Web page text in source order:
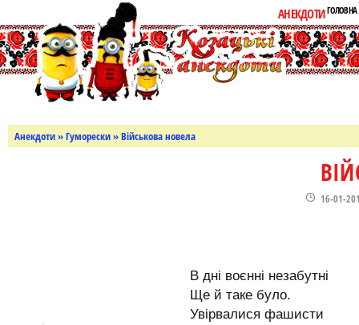
АНЕКДОТИГОЛОВНА
Анекдоти»Гуморески» Військова новела
16-01-
В дні воєнні незабутні
Ще й таке було.
Увірвалися фашисти